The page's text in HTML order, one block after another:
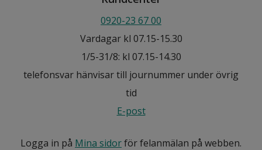
0920-23 67 00
Vardagar kl 07.15-15.30
1/5-31/8: kl 07.15-14.30
telefonsvar hänvisar till journummer under övrig
tid
E-post
Logga in på Mina sidorför felanmälan på webben.